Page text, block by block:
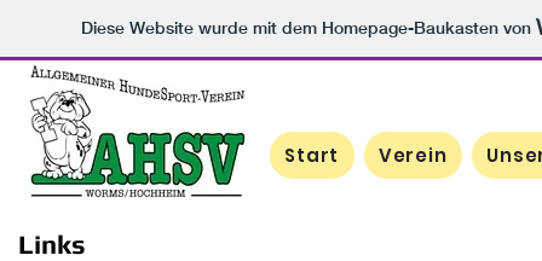
Diese Website wurde mit dem Homepage-Baukasten von
Start Verein
Links